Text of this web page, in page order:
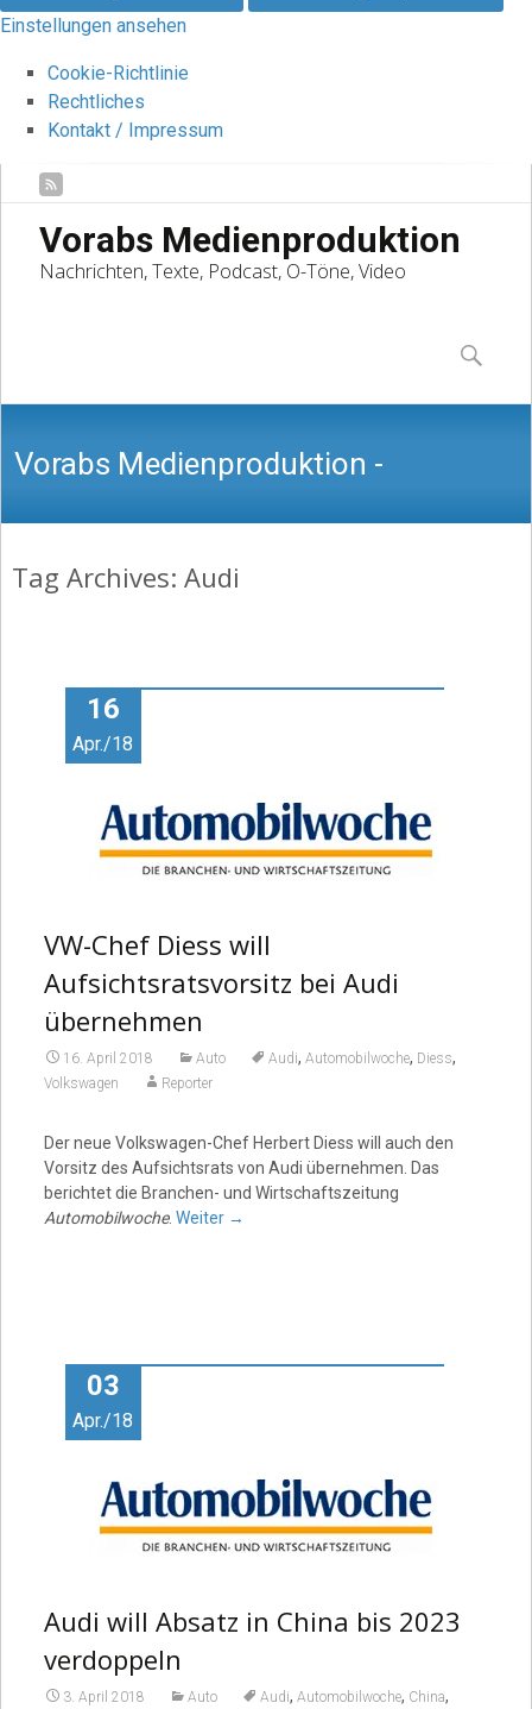
Einstellungen ansehen
Cookie-Richtlinie
Rechtliches
Kontakt / Impressum
Vorabs Medienproduktion
Nachrichten, Texte, Podcast, O-Töne, Video
content
Suchen
nach:
Vorabs Medienproduktion -
Nachrichten, Texte, Podcast, O-Töne,
Video
Tag Archives: Audi
16
Apr./18
VW-Chef Diess will
Aufsichtsratsvorsitz bei Audi
übernehmen
16. April 2018 Auto Audi, Automobilwoche, Diess,
Volkswagen Reporter
Der neue Volkswagen-Chef Herbert Diess will auch den
Vorsitz des Aufsichtsrats von Audi übernehmen. Das
berichtet die Branchen- und Wirtschaftszeitung
Automobilwoche. Weiter →
03
Apr./18
Audi will Absatz in China bis 2023
verdoppeln
3. April 2018 Auto Audi, Automobilwoche, China,